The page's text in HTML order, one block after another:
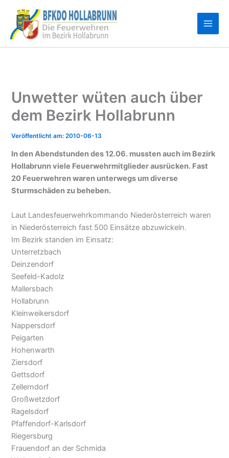
Inhalt
springen
Unwetter wüten auch über
dem Bezirk Hollabrunn
2010-06-13
In den Abendstunden des 12.06. mussten auch im Bezirk
Hollabrunn viele Feuerwehrmitglieder ausrücken. Fast
20 Feuerwehren waren unterwegs um diverse
Sturmschäden zu beheben.
Laut Landesfeuerwehrkommando Niederösterreich waren
in Niederösterreich fast 500 Einsätze abzuwickeln.
Im Bezirk standen im Einsatz:
Unterretzbach
Deinzendorf
Seefeld-Kadolz
Mallersbach
Hollabrunn
Kleinweikersdorf
Nappersdorf
Peigarten
Hohenwarth
Ziersdorf
Gettsdorf
Zellerndorf
Großwetzdorf
Ragelsdorf
Pfaffendorf-Karlsdorf
Riegersburg
Frauendorf an der Schmida